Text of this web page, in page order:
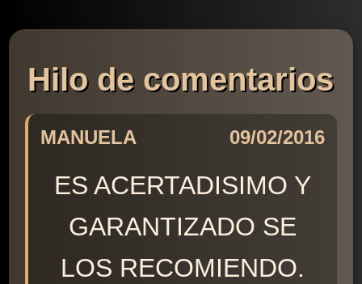
Hilo de comentarios
MANUELA 09/02/2016
ES ACERTADISIMO Y
GARANTIZADO SE
LOS RECOMIENDO.